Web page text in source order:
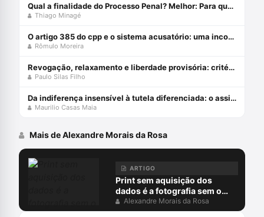
APENAS O DIREITO.
Qual a finalidade do Processo Penal? Melhor: Para que serve o Processo Penal?
Thiago Minagé
O artigo 385 do cpp e o sistema acusatório: uma incompatiblidade com a constituição federal
Rômulo Moreira
Revogação, relaxamento e liberdade provisória: critérios de diferenciação das medidas que afastam a prisão cautelar
Paulo Silas Filho
Da indiferença insensível à tutela diferenciada: o assistido defensorial e o cumprimento de sentença – esperanças da cidadania no ncpc
Maurilio Casas Maia
Mais de Alexandre Morais da Rosa
ARTIGO
Print sem aquisição dos
dados é a fotografia sem o
negativo
Alexandre Morais da Rosa